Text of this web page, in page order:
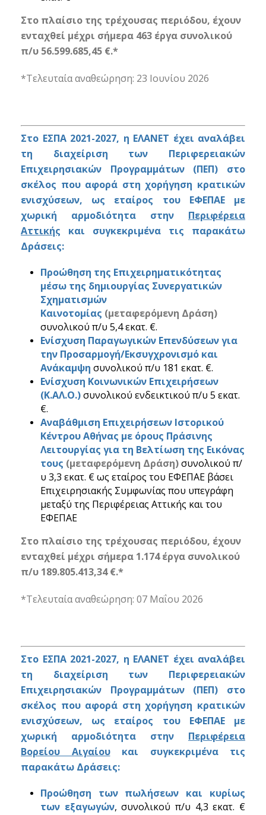
Στο πλαίσιο της τρέχουσας περιόδου, έχουν
ενταχθεί μέχρι σήμερα 463 έργα συνολικού
π/υ 56.599.685,45 €.*
*Τελευταία αναθεώρηση: 23 Ιουνίου 2026
Στο ΕΣΠΑ 2021-2027, η ΕΛΑΝΕΤ έχει αναλάβει
τη διαχείριση των Περιφερειακών
Επιχειρησιακών Προγραμμάτων (ΠΕΠ) στο
σκέλος που αφορά στη χορήγηση κρατικών
ενισχύσεων, ως εταίρος του ΕΦΕΠΑΕ με
χωρική αρμοδιότητα στην Περιφέρεια
Αττικής και συγκεκριμένα τις παρακάτω
Δράσεις:
Προώθηση της Επιχειρηματικότητας
μέσω της δημιουργίας Συνεργατικών
Σχηματισμών
Καινοτομίας (μεταφερόμενη Δράση)
συνολικού π/υ 5,4 εκατ. €.
Ενίσχυση Παραγωγικών Επενδύσεων για
την Προσαρμογή/Εκσυγχρονισμό και
Ανάκαμψη συνολικού π/υ 181 εκατ. €.
Ενίσχυση Κοινωνικών Επιχειρήσεων
(Κ.ΑΛ.Ο.)συνολικού ενδεικτικού π/υ 5 εκατ.
€.
Αναβάθμιση Επιχειρήσεων Ιστορικού
Κέντρου Αθήνας με όρους Πράσινης
Λειτουργίας για τη Βελτίωση της Εικόνας
τους (μεταφερόμενη Δράση)συνολικού π/
υ 3,3 εκατ. € ως εταίρος του ΕΦΕΠΑΕ βάσει
Επιχειρησιακής Συμφωνίας που υπεγράφη
μεταξύ της Περιφέρειας Αττικής και του
ΕΦΕΠΑΕ
Στο πλαίσιο της τρέχουσας περιόδου, έχουν
ενταχθεί μέχρι σήμερα 1.174 έργα συνολικού
π/υ 189.805.413,34 €.*
*Τελευταία αναθεώρηση: 07 Μαΐου 2026
Στο ΕΣΠΑ 2021-2027, η ΕΛΑΝΕΤ έχει αναλάβει
τη διαχείριση των Περιφερειακών
Επιχειρησιακών Προγραμμάτων (ΠΕΠ) στο
σκέλος που αφορά στη χορήγηση κρατικών
ενισχύσεων, ως εταίρος του ΕΦΕΠΑΕ με
χωρική αρμοδιότητα στην Περιφέρεια
Βορείου Αιγαίουκαι συγκεκριμένα τις
παρακάτω Δράσεις:
Προώθηση των πωλήσεων και κυρίως
των εξαγωγών, συνολικού π/υ 4,3 εκατ. €